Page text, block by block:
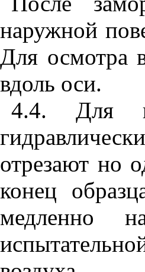
наружной
Для осмотра
вдоль оси.
4.4. Для
отрезают но
конец
медленно